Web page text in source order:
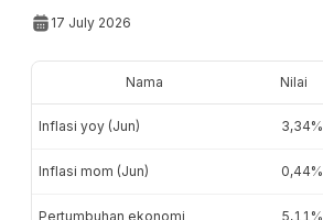
17 July 2026
Nama Nilai
Inflasi yoy (Jun) 3,34%
Inflasi mom (Jun) 0,44%
Pertumbuhan ekonomi 5,11%